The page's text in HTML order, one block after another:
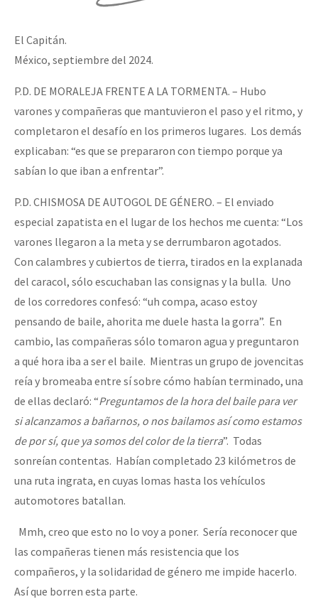
El Capitán.
México, septiembre del 2024.
P.D. DE MORALEJA FRENTE A LA TORMENTA. – Hubo
varones y compañeras que mantuvieron el paso y el ritmo, y
completaron el desafío en los primeros lugares. Los demás
explicaban: “es que se prepararon con tiempo porque ya
sabían lo que iban a enfrentar”.
P.D. CHISMOSA DE AUTOGOL DE GÉNERO. – El enviado
especial zapatista en el lugar de los hechos me cuenta: “Los
varones llegaron a la meta y se derrumbaron agotados.
Con calambres y cubiertos de tierra, tirados en la explanada
del caracol, sólo escuchaban las consignas y la bulla. Uno
de los corredores confesó: “uh compa, acaso estoy
pensando de baile, ahorita me duele hasta la gorra”. En
cambio, las compañeras sólo tomaron agua y preguntaron
a qué hora iba a ser el baile. Mientras un grupo de jovencitas
reía y bromeaba entre sí sobre cómo habían terminado, una
de ellas declaró: “Preguntamos de la hora del baile para ver
si alcanzamos a bañarnos, o nos bailamos así como estamos
de por sí, que ya somos del color de la tierra”. Todas
sonreían contentas. Habían completado 23 kilómetros de
una ruta ingrata, en cuyas lomas hasta los vehículos
automotores batallan.
Mmh, creo que esto no lo voy a poner. Sería reconocer que
las compañeras tienen más resistencia que los
compañeros, y la solidaridad de género me impide hacerlo.
Así que borren esta parte.